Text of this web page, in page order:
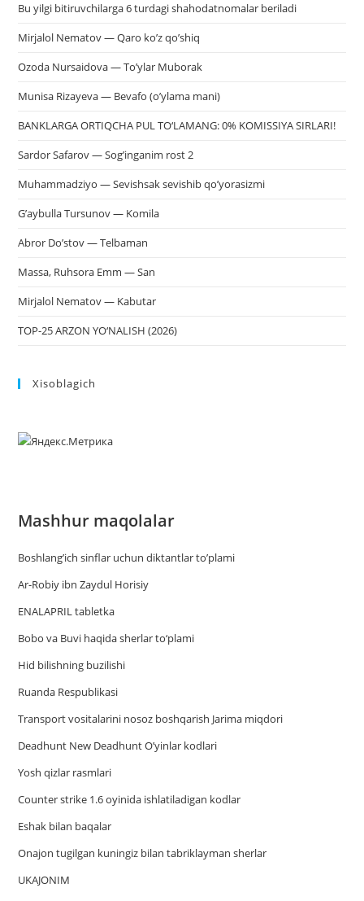
Bu yilgi bitiruvchilarga 6 turdagi shahodatnomalar beriladi
Mirjalol Nematov — Qaro ko’z qo’shiq
Ozoda Nursaidova — To’ylar Muborak
Munisa Rizayeva — Bevafo (o’ylama mani)
BANKLARGA ORTIQCHA PUL TO‘LAMANG: 0% KOMISSIYA SIRLARI!
Sardor Safarov — Sog’inganim rost 2
Muhammadziyo — Sevishsak sevishib qo’yorasizmi
G’aybulla Tursunov — Komila
Abror Do’stov — Telbaman
Massa, Ruhsora Emm — San
Mirjalol Nematov — Kabutar
TOP-25 ARZON YO‘NALISH (2026)
Xisoblagich
Mashhur maqolalar
Boshlang’ich sinflar uchun diktantlar to’plami
Ar-Robiy ibn Zaydul Horisiy
ENALAPRIL tabletka
Bobo va Buvi haqida sherlar to‘plami
Hid bilishning buzilishi
Ruanda Respublikasi
Trаnsport vositаlаrini nosoz boshqаrish Jаrimа miqdori
Deadhunt New Deadhunt O’yinlar kodlari
Yosh qizlar rasmlari
Counter strike 1.6 oyinida ishlatiladigan kodlar
Eshak bilan baqalar
Onajon tugilgan kuningiz bilan tabriklayman sherlar
UKAJONIM